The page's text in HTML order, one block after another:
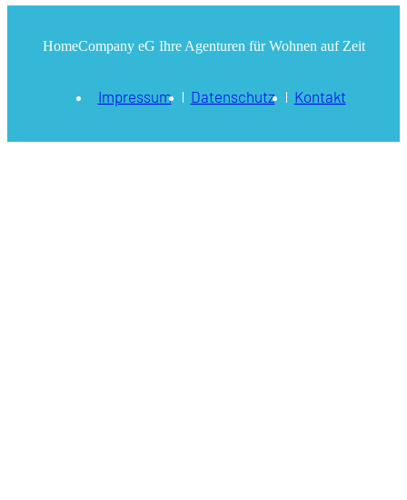
HomeCompany eG Ihre Agenturen für Wohnen auf Zeit
Impressum Datenschutz Kontakt